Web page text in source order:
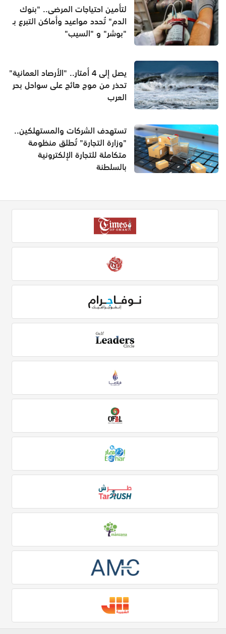
لتأمين احتياجات المرضى.. "بنوك
الدم" تُحدد مواعيد وأماكن التبرع بـ
"بوشر" و "السيب"
يصل إلى 4 أمتار.. "الأرصاد العمانية"
تحذر من موج هائج على سواحل بحر
العرب
تستهدف الشركات والمستهلكين..
"وزارة التجارة" تُطلق منظومة
متكاملة للتجارة الإلكترونية
بالسلطنة